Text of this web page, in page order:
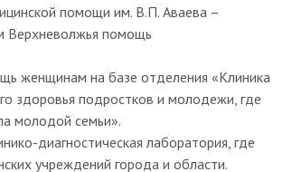
помощи им. В.П. Аваева –
Верхневолжья помощь
женщинам на базе отделения «Клиника
здоровья подростков и молодежи, где
молодой семьи».
диагностическая лаборатория, где
учреждений города и области.